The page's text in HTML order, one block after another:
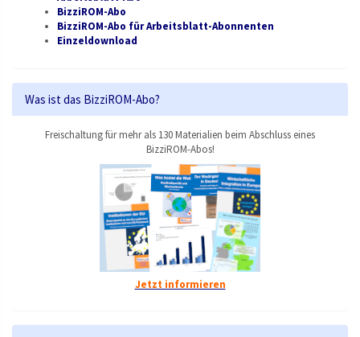
BizziROM-Abo
BizziROM-Abo für Arbeitsblatt-Abonnenten
Einzeldownload
Was ist das BizziROM-Abo?
Freischaltung für mehr als 130 Materialien beim Abschluss eines
BizziROM-Abos!
Jetzt informieren